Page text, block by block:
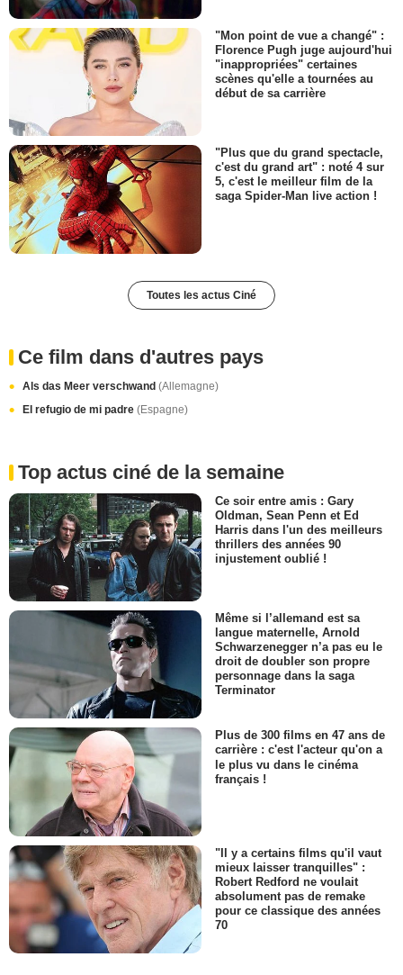
"Mon point de vue a changé" :
Florence Pugh juge aujourd'hui
"inappropriées" certaines
scènes qu'elle a tournées au
début de sa carrière
"Plus que du grand spectacle,
c'est du grand art" : noté 4 sur
5, c'est le meilleur film de la
saga Spider-Man live action !
Toutes les actus Ciné
Ce film dans d'autres pays
Als das Meer verschwand (Allemagne)
El refugio de mi padre (Espagne)
Top actus ciné de la semaine
Ce soir entre amis : Gary
Oldman, Sean Penn et Ed
Harris dans l'un des meilleurs
thrillers des années 90
injustement oublié !
Même si l’allemand est sa
langue maternelle, Arnold
Schwarzenegger n’a pas eu le
droit de doubler son propre
personnage dans la saga
Terminator
Plus de 300 films en 47 ans de
carrière : c'est l'acteur qu'on a
le plus vu dans le cinéma
français !
"Il y a certains films qu'il vaut
mieux laisser tranquilles" :
Robert Redford ne voulait
absolument pas de remake
pour ce classique des années
70